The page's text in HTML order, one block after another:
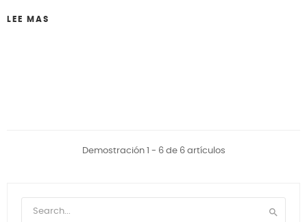
LEE MAS
Demostración 1 - 6 de 6 artículos
